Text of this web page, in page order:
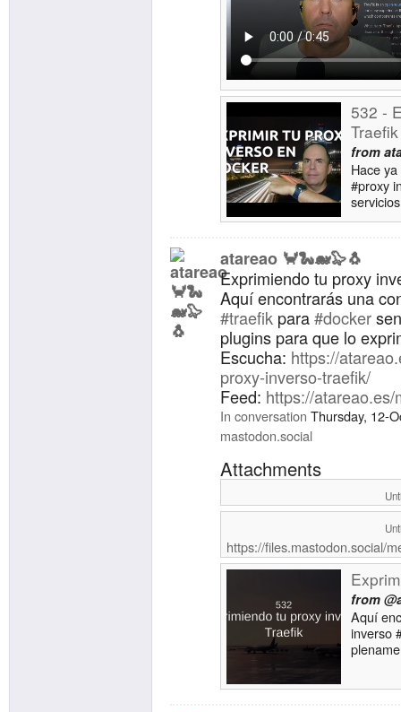
532 -
from
Hace
#proxy
Aunque
atareao 🦀🐍🐋🦭🐧
Exprimiendo tu proxy
Aquí encontrarás una
#traefik para#docker
plugins para que lo
Escucha: https://
proxy-inverso-traefik/
Feed: https://atareao.es/
In conversation Thursday, 12-
mastodon.social
Attachments
https://files.mastodon.social/
from
Aquí
inverso